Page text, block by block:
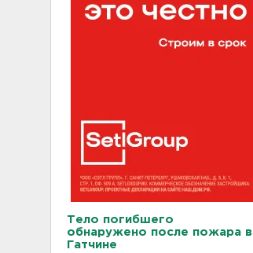
Тело погибшего
обнаружено после пожара в
Гатчине